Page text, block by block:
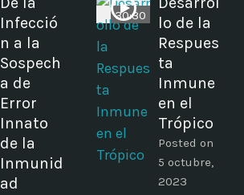
Infecció
n a la
Sospech
a de
Error
Innato
de la
Inmunid
ad
30:30
lo de la
Respues
ta
Inmune
en el
Trópico
Posted on
5 octubre,
2023